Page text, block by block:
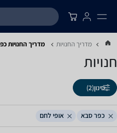
מדריך החנויות מדריך החנויות
חנויות
סינון(2)
כפר סבא אופי לחם